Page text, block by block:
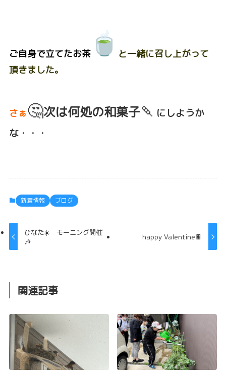
ご自身で立てたお茶 と一緒に召し上がって
頂きました。
さぁ 🤔次は何処の和菓子🍡 にしようか
な・・・
新着情報 ブログ
ひなた☀️ モーニング開催
🎶
happy Valentine🍫
関連記事